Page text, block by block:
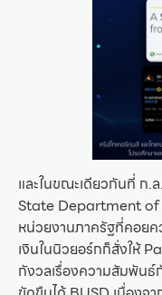
และในขณะเดียวกันที่ ก
State Department of
หน่วยงานภาครัฐที่คอย
เงินในนิวยอร์กก็สั่งให้
กังวลเรื่องความสัมพัน